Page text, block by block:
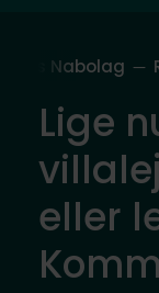
Nabolag
Lige
eller